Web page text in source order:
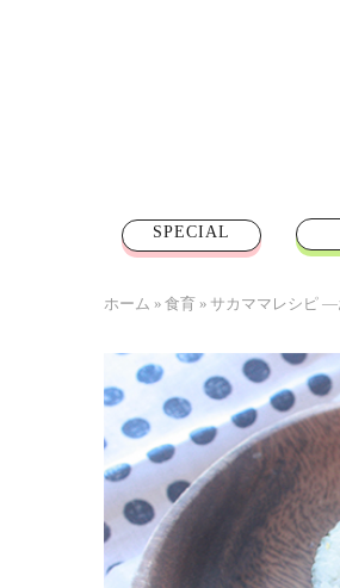
SPECIAL
ホーム » 食育 » サカママレシピ